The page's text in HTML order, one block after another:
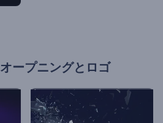
オープニングとロゴ